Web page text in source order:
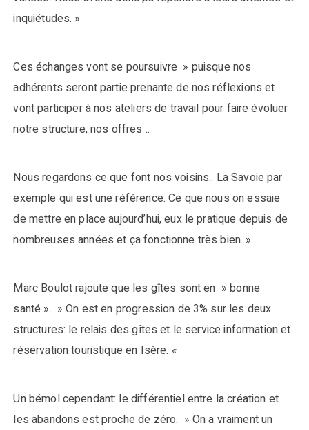
inquiétudes. »
Ces échanges vont se poursuivre » puisque nos
adhérents seront partie prenante de nos réflexions et
vont participer à nos ateliers de travail pour faire évoluer
notre structure, nos offres ..
Nous regardons ce que font nos voisins.. La Savoie par
exemple qui est une référence. Ce que nous on essaie
de mettre en place aujourd’hui, eux le pratique depuis de
nombreuses années et ça fonctionne très bien. »
Marc Boulot rajoute que les gîtes sont en » bonne
santé ». » On est en progression de 3% sur les deux
structures: le relais des gîtes et le service information et
réservation touristique en Isère. «
Un bémol cependant: le différentiel entre la création et
les abandons est proche de zéro. » On a vraiment un